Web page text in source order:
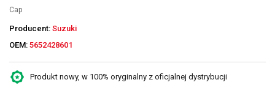
Cap
Producent: Suzuki
OEM: 5652428601
Produkt nowy, w 100% oryginalny z oficjalnej dystrybucji